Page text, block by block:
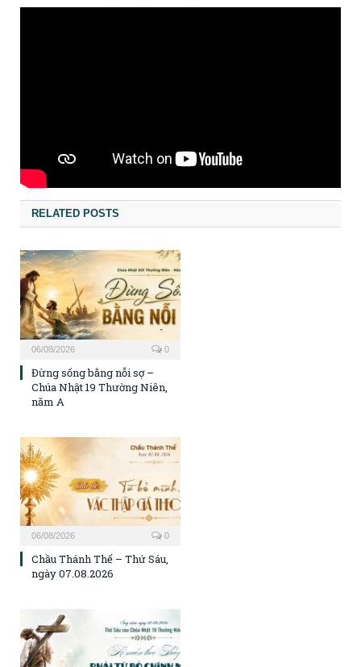
RELATED POSTS
06/08/2026 0
Đừng sống bằng nỗi sợ –
Chúa Nhật 19 Thường Niên,
năm A
06/08/2026 0
Chầu Thánh Thể – Thứ Sáu,
ngày 07.08.2026